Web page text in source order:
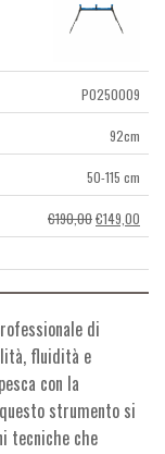
P0250009
92cm
50-115 cm
€190,00Il
prezzo
era:
€190,00.
€149,00
è:
di
fluidità e
con la
strumento si
tecniche che